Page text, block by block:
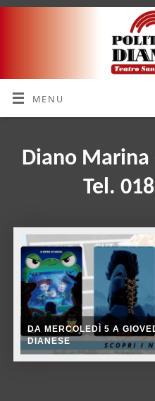
MENU
Diano Marina
Tel.
DA MERCOLEDÌ 5 A
DIANESE